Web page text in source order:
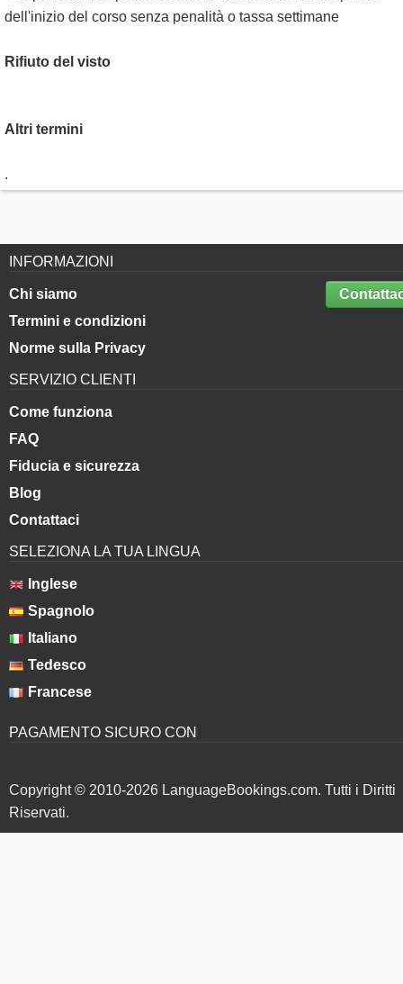
dell'inizio del corso senza penalità o tassa settimane
Rifiuto del visto
Altri termini
.
INFORMAZIONI
Chi siamo
Termini e condizioni
Norme sulla Privacy
SERVIZIO CLIENTI
Come funziona
FAQ
Fiducia e sicurezza
Blog
Contattaci
SELEZIONA LA TUA LINGUA
Inglese
Spagnolo
Italiano
Tedesco
Francese
PAGAMENTO SICURO CON
Copyright © 2010-2026 LanguageBookings.com. Tutti i Diritti
Riservati.